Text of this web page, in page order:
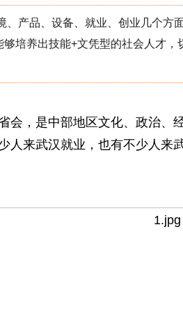
、产品、设备、就业、创业几个方
培养出技能+文凭型的社会人才
会，是中部地区文化、政治、
人来武汉就业，也有不少人来